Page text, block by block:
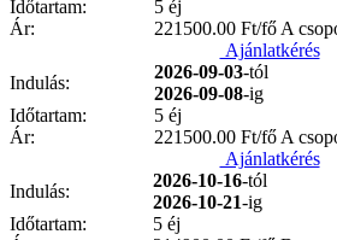
Időtartam:
5 éj
Ár:
221500.00 Ft/fő A
Ajánlatkérés
Indulás:
2026-09-03-tól
2026-09-08-ig
Időtartam:
5 éj
Ár:
221500.00 Ft/fő A
Ajánlatkérés
Indulás:
2026-10-16-tól
2026-10-21-ig
Időtartam:
5 éj